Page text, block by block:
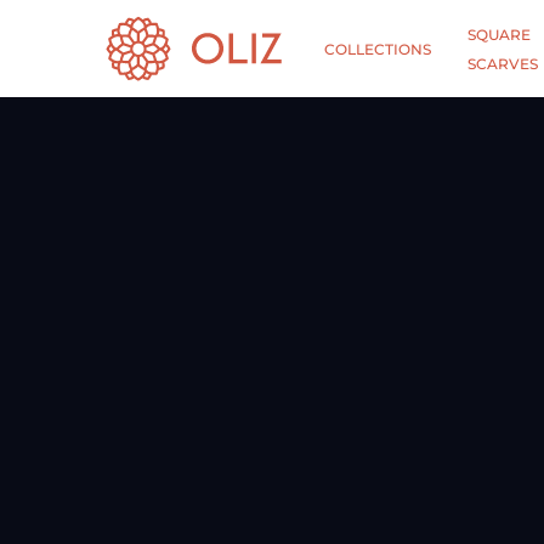
COLLECTIONS
SQUARE
SCARVES